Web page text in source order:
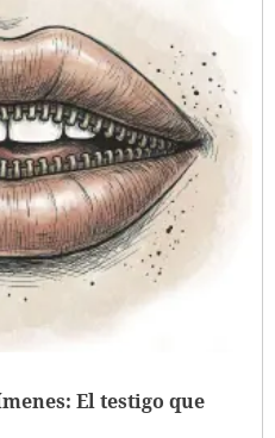
El testigo que